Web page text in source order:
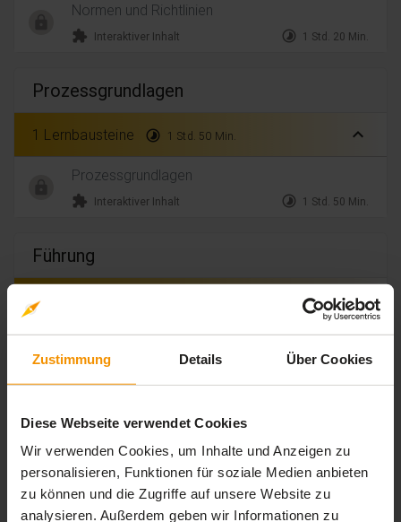
Zustimmung Details Über Cookies
Diese Webseite verwendet Cookies
Wir verwenden Cookies, um Inhalte und Anzeigen zu
personalisieren, Funktionen für soziale Medien anbieten
zu können und die Zugriffe auf unsere Website zu
analysieren. Außerdem geben wir Informationen zu
Normen und Richtlinien
extension Interaktiver Inhalt timelapse 1 Std. 20 Min.
Prozessgrundlagen
1 Lernbausteine timelapse 1 Std. 50 Min. expand_less
Prozessgrundlagen
extension Interaktiver Inhalt timelapse 1 Std. 50 Min.
Führung
5 Lernbausteine expand_less
Normenforderungen
movie Video-Inhalt timelapse 0 Std. 01 Min.
movie Video-Inhalt
Kundenorientierung
movie Video-Inhalt timelapse 0 Std. 02 Min.